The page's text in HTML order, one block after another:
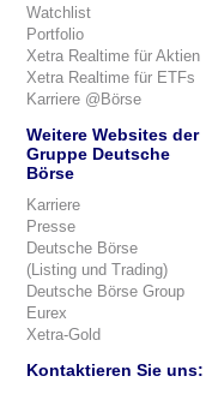
Watchlist
Portfolio
Xetra Realtime für Aktien
Xetra Realtime für ETFs
Karriere @Börse
Weitere Websites der
Gruppe Deutsche
Börse
Karriere
Presse
Deutsche Börse
(Listing und Trading)
Deutsche Börse Group
Eurex
Xetra-Gold
Kontaktieren Sie uns: